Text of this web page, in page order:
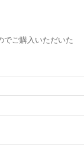
でご購入いただいた